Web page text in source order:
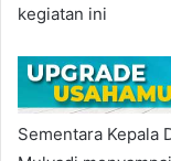
kegiatan ini
Sementara Kepala